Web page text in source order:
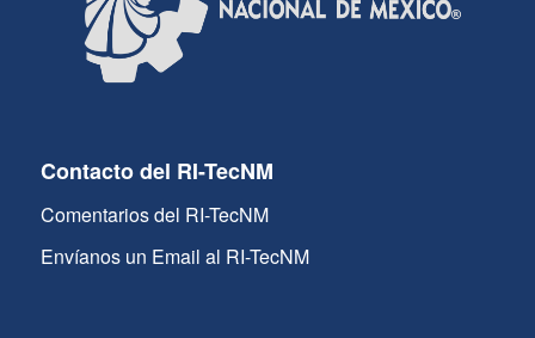
Contacto del RI-TecNM
Comentarios del RI-TecNM
Envíanos un Email al RI-TecNM